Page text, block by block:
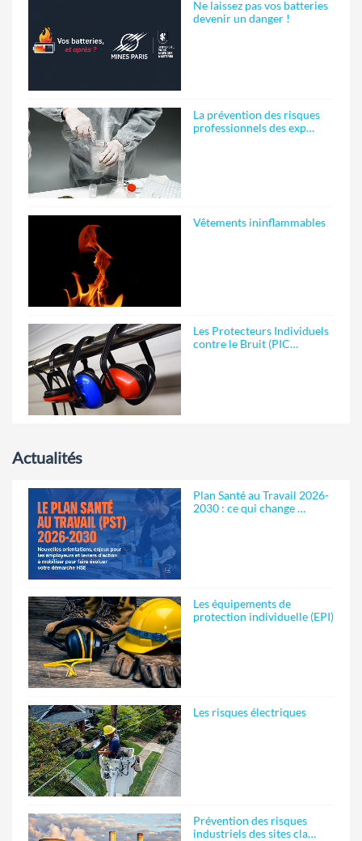
Ne laissez pas vos batteries
devenir un danger !
La prévention des risques
professionnels des exp…
Vêtements ininflammables
Les Protecteurs Individuels
contre le Bruit (PIC…
Actualités
Plan Santé au Travail 2026-
2030 : ce qui change …
Les équipements de
protection individuelle (EPI)
Les risques électriques
Prévention des risques
industriels des sites cla…